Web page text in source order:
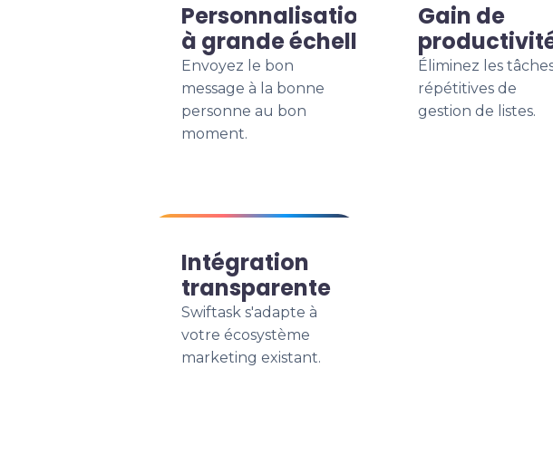
Personnalisation
à grande échelle
Envoyez le bon
message à la bonne
personne au bon
moment.
Gain de
Éliminez les
répétitives de
gestion de listes.
Intégration
transparente
Swiftask s'adapte à
votre écosystème
marketing existant.